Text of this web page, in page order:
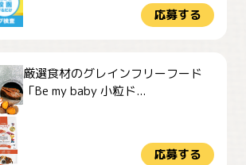
応募する
厳選食材のグレインフリーフード
「Be my baby 小粒ド...
応募する